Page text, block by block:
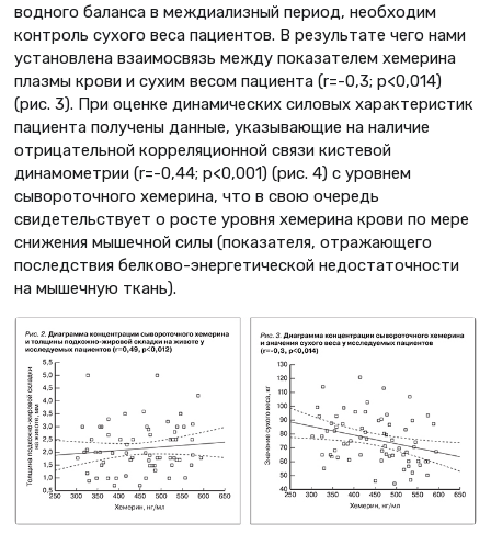
водного баланса в междиализный период, необходим
контроль сухого веса пациентов. В результате чего нами
установлена взаимосвязь между показателем хемерина
плазмы крови и сухим весом пациента (r=-0,3; p<0,014)
(рис. 3). При оценке динамических силовых характеристик
пациента получены данные, указывающие на наличие
отрицательной корреляционной связи кистевой
динамометрии (r=-0,44; p<0,001) (рис. 4) с уровнем
сывороточного хемерина, что в свою очередь
свидетельствует о росте уровня хемерина крови по мере
снижения мышечной силы (показателя, отражающего
последствия белково-энергетической недостаточности
на мышечную ткань).